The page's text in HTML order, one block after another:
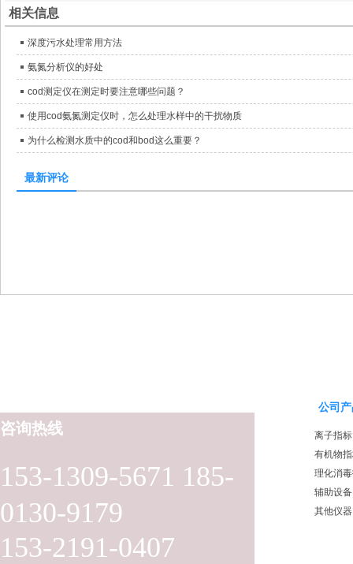
相关信息
深度污水处理常用方法
氨氮分析仪的好处
cod测定仪在测定时要注意哪些问题？
使用cod氨氮测定仪时，怎么处理水样中的干扰物质
为什么检测水质中的cod和bod这么重要？
最新评论
153-1309-5671 185-
0130-9179
153-2191-0407
咨询热线
公司
离子指标
有机物
理化消
辅助设备
其他仪器